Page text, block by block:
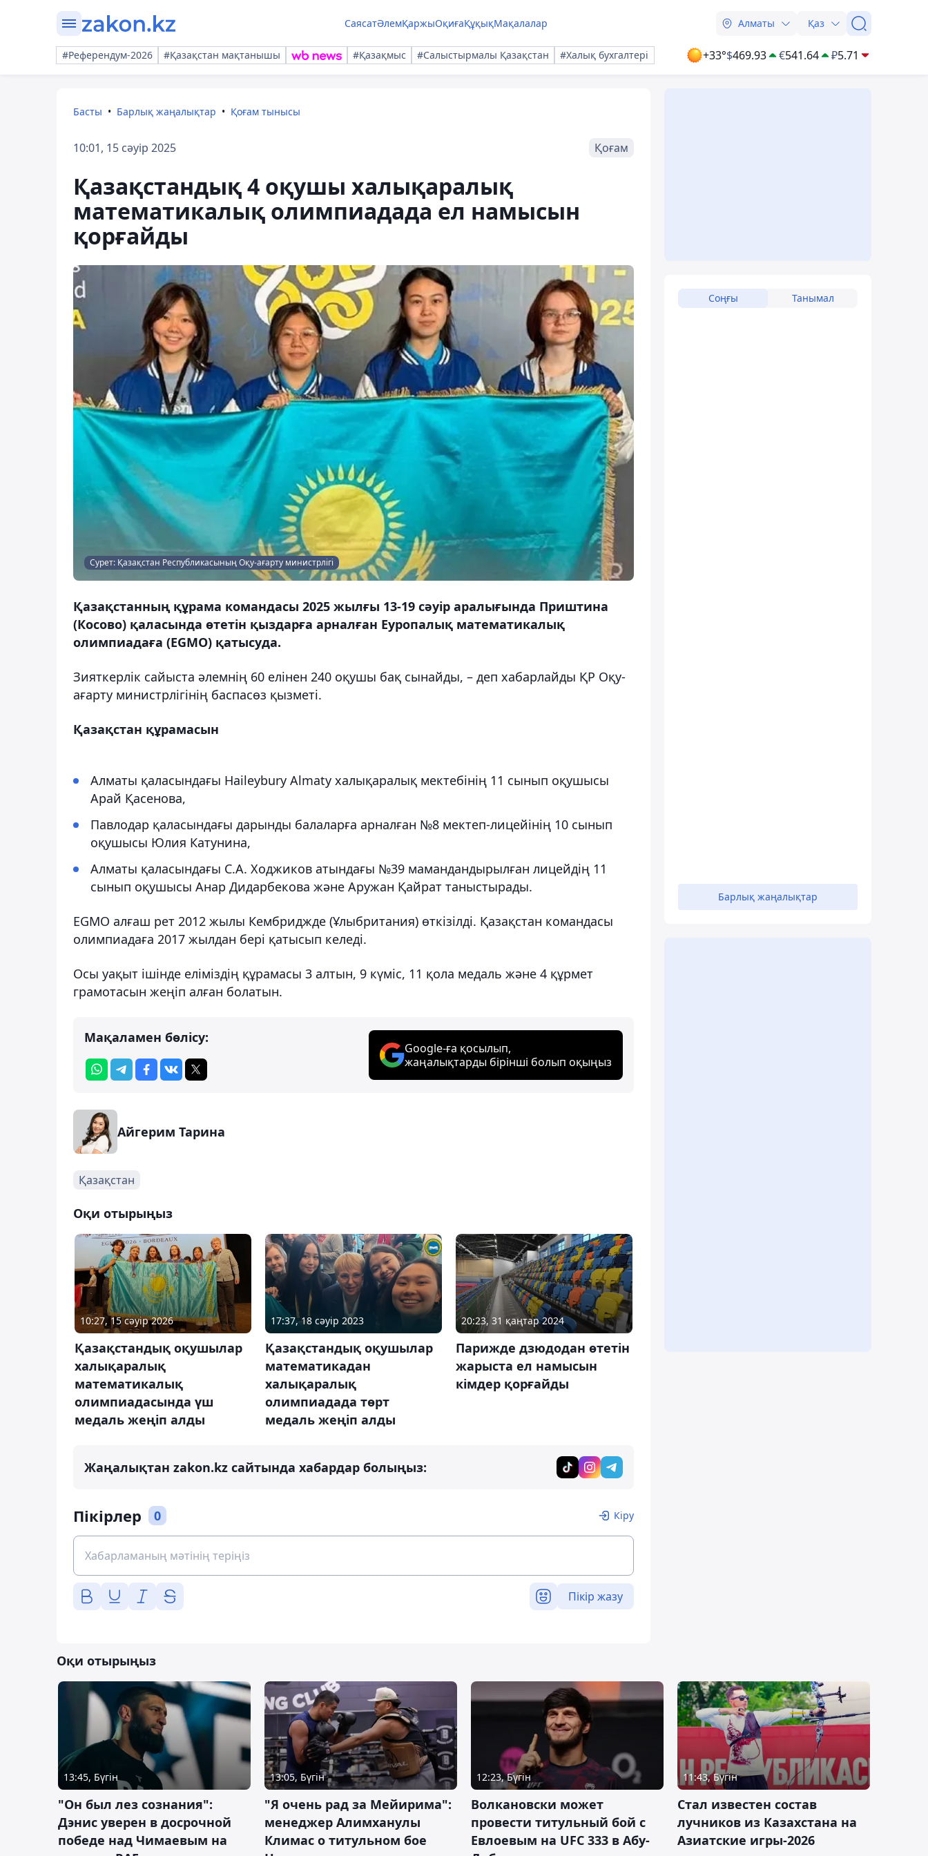
СаясатӘлемҚаржыОқиғаҚұқықМақалалар Алматы Қаз
#Референдум-2026 #Қазақстан мақтанышы #Қазақмыс #Салыстырмалы Қазақстан #Халық бухгалтері +33°$469.93 €541.64 ₽5.71
Басты Барлық жаңалықтар Қоғам тынысы
10:01, 15 сәуір 2025 Қоғам
Қазақстандық 4 оқушы халықаралық
математикалық олимпиадада ел намысын
қорғайды
Сурет: Қазақстан Республикасының Оқу-ағарту министрлігі
Қазақстанның құрама командасы 2025 жылғы 13-19 сәуір аралығында Приштина
(Косово) қаласында өтетін қыздарға арналған Еуропалық математикалық
олимпиадаға (EGMO) қатысуда.
Зияткерлік сайыста әлемнің 60 елінен 240 оқушы бақ сынайды, – деп хабарлайды ҚР Оқу-
ағарту министрлігінің баспасөз қызметі.
Қазақстан құрамасын
Алматы қаласындағы Haileybury Almaty халықаралық мектебінің 11 сынып оқушысы
Арай Қасенова,
Павлодар қаласындағы дарынды балаларға арналған №8 мектеп-лицейінің 10 сынып
оқушысы Юлия Катунина,
Алматы қаласындағы С.А. Ходжиков атындағы №39 мамандандырылған лицейдің 11
сынып оқушысы Анар Дидарбекова және Аружан Қайрат таныстырады.
EGMO алғаш рет 2012 жылы Кембриджде (Ұлыбритания) өткізілді. Қазақстан командасы
олимпиадаға 2017 жылдан бері қатысып келеді.
Осы уақыт ішінде еліміздің құрамасы 3 алтын, 9 күміс, 11 қола медаль және 4 құрмет
грамотасын жеңіп алған болатын.
Мақаламен бөлісу:
Google-ға қосылып,
жаңалықтарды бірінші болып оқыңыз
Айгерим Тарина
Қазақстан
Оқи отырыңыз
10:27, 15 сәуір 2026
Қазақстандық оқушылар
халықаралық
математикалық
олимпиадасында үш
медаль жеңіп алды
17:37, 18 сәуір 2023
Қазақстандық оқушылар
математикадан
халықаралық
олимпиадада төрт
медаль жеңіп алды
20:23, 31 қаңтар 2024
Парижде дзюдодан өтетін
жарыста ел намысын
кімдер қорғайды
Жаңалықтан zakon.kz сайтында хабардар болыңыз:
Пікірлер 0 Кіру
Пікір жазу
Соңғы Танымал
Барлық жаңалықтар
Оқи отырыңыз
13:45, Бүгін
"Он был лез сознания":
Дэнис уверен в досрочной
победе над Чимаевым на
13:05, Бүгін
"Я очень рад за Мейирима":
менеджер Алимханулы
Климас о титульном бое
12:23, Бүгін
Волкановски может
провести титульный бой с
Евлоевым на UFC 333 в Абу-
11:43, Бүгін
Стал известен состав
лучников из Казахстана на
Азиатские игры-2026